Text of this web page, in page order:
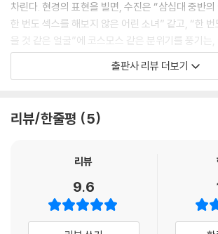
일어나든 상관없이 벽만 보고 앉아 있다면 그건 문
없는 사회 운동은 언젠가 힘을 갖게 되었을 때 그 힘
과 폭력의 악순환이 일어나는 거야. 그래서 사회 운
--- p.75
이 집은 개를 도살하던 터에 지어졌고 폐지를 주우며
랫동안 집이 외롭고 쓸쓸했을 거라며, 누군가 자기
바라왔을 거라며.……
--- p.104
차린다. 현경의 표현을 빌면, 수진은 “삼십대 중반
한 번도 섹스를 해보지 않은 어린 소녀” 같고, “한
을 것 같은 얼굴”에 코스모스 같은 분위기를 풍기는
은 여성이었다.(이 책, 8, 10쪽) 그에 반해 수진은
새로운 길을 여는 전사의 에너지를 지닌 ‘인디고 차
칠고 부담스럽게 느껴졌다.(39쪽)
그러나 만남이 깊어지면서 수진은 “전사 같던 그녀
외로움과 아픔을 알아주고 쓰다듬어주는 모습에서 ‘
것인지를 구체적으로 경험하며, “아름다움이란 꾸
견하는 것임을, 성숙한 여성들의 모임이 지닌 힘과
출판사 리뷰 더보기
리뷰/한줄평 5
리뷰
9.6